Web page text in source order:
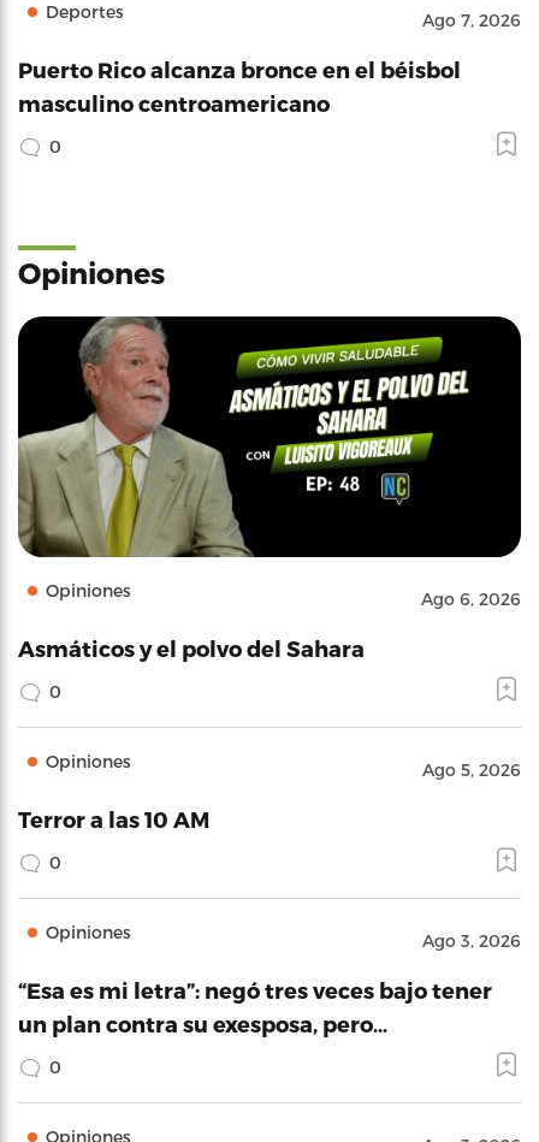
Deportes Ago 7, 2026
Puerto Rico alcanza bronce en el béisbol
masculino centroamericano
0
Opiniones
Opiniones Ago 6, 2026
Asmáticos y el polvo del Sahara
0
Opiniones Ago 5, 2026
Terror a las 10 AM
0
Opiniones Ago 3, 2026
“Esa es mi letra”: negó tres veces bajo tener
un plan contra su exesposa, pero…
0
Opiniones